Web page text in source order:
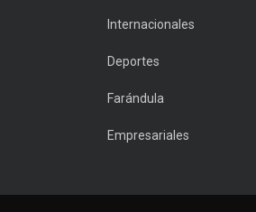
Internacionales
Deportes
Farándula
Empresariales